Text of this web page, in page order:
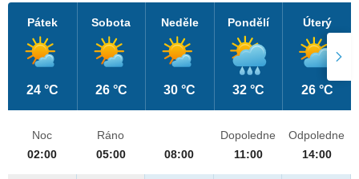
Pátek
24 °C
Sobota
26 °C
Neděle
30 °C
Pondělí
32 °C
Úterý
26 °C
Noc
02:00
Ráno
05:00
08:00
Dopoledne
11:00
Odpoledne
14:00